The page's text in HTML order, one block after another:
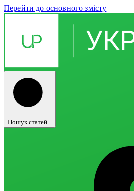
Перейти до основного змісту
Пошук статей...